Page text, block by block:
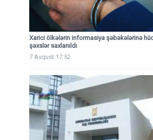
Xarici ölkələrin informasiya şəbəkələrinə
şəxslər saxlanıldı
7 Avqust 17:52